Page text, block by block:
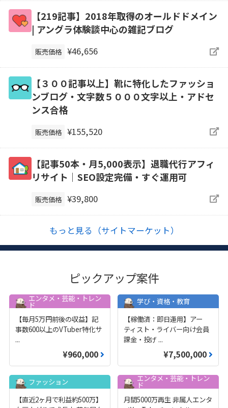
【219記事】2018年取得のオールドドメイン
| アングラ体験談中心の雑記ブログ
販売価格 ¥46,656
【３００記事以上】靴に特化したファッショ
ンブログ・文字数５０００文字以上・アドセ
ンス合格
販売価格 ¥155,520
【記事50本・月5,000表示】退職代行アフィ
リサイト｜SEO設定完備・すぐ運用可
販売価格 ¥39,800
もっと見る（サイトマーケット）
ピックアップ案件
エンタメ・芸能・トレン
ド
【毎月5万円前後の収益】記
事数600以上のVTuber特化サ
...
¥960,000
学び・資格・教育
【稼働済：即日運用】アー
ティスト・ライバー向け会員
課金・投げ ...
¥7,500,000
ファッション
【直近2ヶ月で利益約500万】
エンタメ・芸能・トレン
ド
月間5000万再生 非属人エンタ